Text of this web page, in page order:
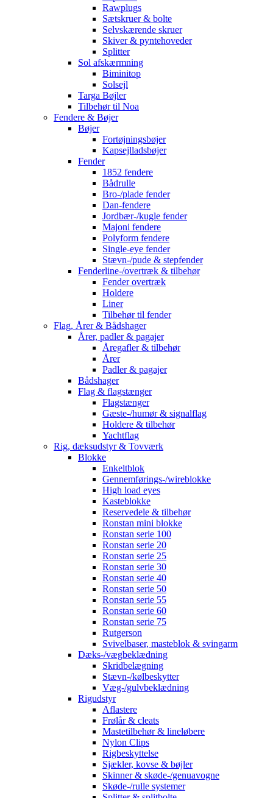
Rawplugs
Sætskruer & bolte
Selvskærende skruer
Skiver & pyntehoveder
Splitter
Sol afskærmning
Biminitop
Solsejl
Targa Bøjler
Tilbehør til Noa
Fendere & Bøjer
Bøjer
Fortøjningsbøjer
Kapsejlladsbøjer
Fender
1852 fendere
Bådrulle
Bro-/plade fender
Dan-fendere
Jordbær-/kugle fender
Majoni fendere
Polyform fendere
Single-eye fender
Stævn-/pude & stepfender
Fenderline-/overtræk & tilbehør
Fender overtræk
Holdere
Liner
Tilbehør til fender
Flag, Årer & Bådshager
Årer, padler & pagajer
Åregafler & tilbehør
Årer
Padler & pagajer
Bådshager
Flag & flagstænger
Flagstænger
Gæste-/humør & signalflag
Holdere & tilbehør
Yachtflag
Rig, dæksudstyr & Tovværk
Blokke
Enkeltblok
Gennemførings-/wireblokke
High load eyes
Kasteblokke
Reservedele & tilbehør
Ronstan mini blokke
Ronstan serie 100
Ronstan serie 20
Ronstan serie 25
Ronstan serie 30
Ronstan serie 40
Ronstan serie 50
Ronstan serie 55
Ronstan serie 60
Ronstan serie 75
Rutgerson
Svivelbaser, masteblok & svingarm
Dæks-/vægbeklædning
Skridbelægning
Stævn-/kølbeskytter
Væg-/gulvbeklædning
Rigudstyr
Aflastere
Frølår & cleats
Mastetilbehør & lineløbere
Nylon Clips
Rigbeskyttelse
Sjækler, kovse & bøjler
Skinner & skøde-/genuavogne
Skøde-/rulle systemer